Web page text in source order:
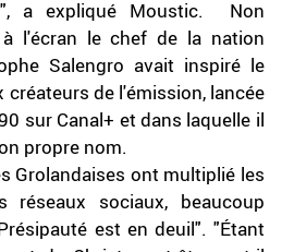
a expliqué Moustic. Non
l'écran le chef de la nation
Salengro avait inspiré le
créateurs de l'émission, lancée
sur Canal+ et dans laquelle il
propre nom.
Grolandaises ont multiplié les
réseaux sociaux, beaucoup
est en deuil". "Étant